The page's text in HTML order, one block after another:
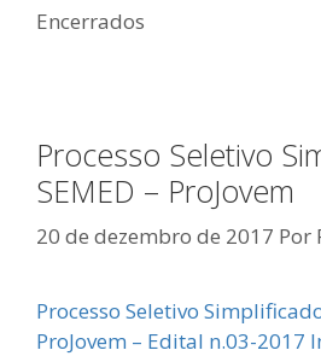
Encerrados
Processo Seletivo
SEMED – ProJovem
20 de dezembro de 2017 Por
Processo Seletivo
ProJovem – Edital n.03-2017